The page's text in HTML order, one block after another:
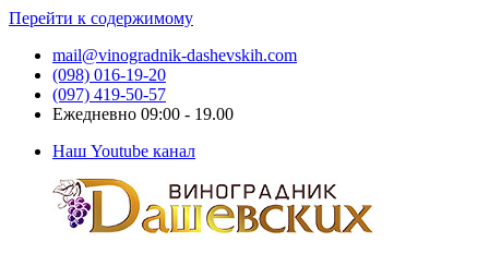
Перейти к содержимому
mail@vinogradnik-dashevskih.com
(098) 016-19-20
(097) 419-50-57
Ежедневно 09:00 - 19.00
Наш Youtube канал